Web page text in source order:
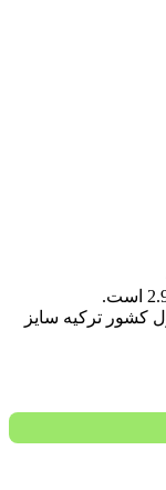
محصول کشور ترکیه سایز